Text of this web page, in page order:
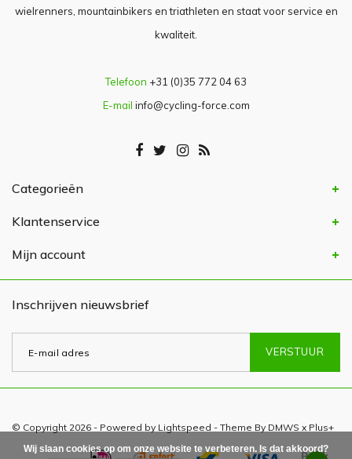
wielrenners, mountainbikers en triathleten en staat voor service en
kwaliteit.
Telefoon +31 (0)35 772 04 63
E-mail info@cycling-force.com
Categorieën
Klantenservice
Mijn account
Inschrijven nieuwsbrief
VERSTUUR
© Copyright 2026 - Powered by Lightspeed - Theme By DMWS x Plus+
Wij slaan cookies op om onze website te verbeteren. Is dat akkoord?